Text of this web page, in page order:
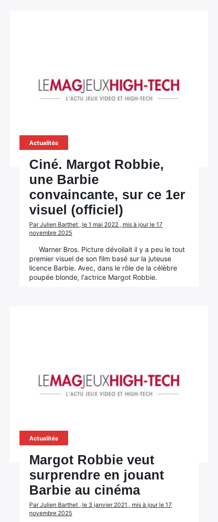
Actualités
Ciné. Margot Robbie,
une Barbie
convaincante, sur ce 1er
visuel (officiel)
Par Julien Barthet , le 1 mai 2022 , mis à jour le 17
novembre 2025
Warner Bros. Picture dévoilait il y a peu le tout
premier visuel de son film basé sur la juteuse
licence Barbie. Avec, dans le rôle de la célèbre
poupée blonde, l'actrice Margot Robbie.
Actualités
Margot Robbie veut
surprendre en jouant
Barbie au cinéma
Par Julien Barthet , le 3 janvier 2021 , mis à jour le 17
novembre 2025